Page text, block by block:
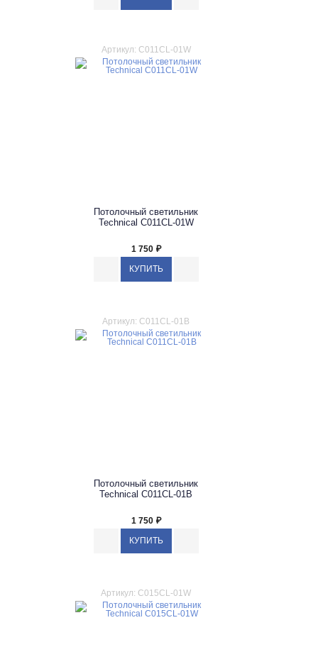
Артикул: C011CL-01W
Потолочный светильник
Technical C011CL-01W
1 750 ₽
Артикул: C011CL-01B
Потолочный светильник
Technical C011CL-01B
1 750 ₽
Артикул: C015CL-01W